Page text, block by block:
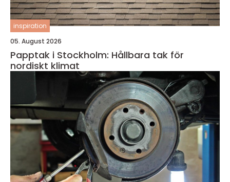
inspiration
05. August 2026
Papptak i Stockholm: Hållbara tak för
nordiskt klimat